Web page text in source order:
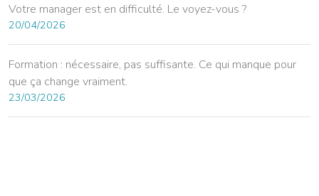
Votre manager est en difficulté. Le voyez-vous ?
20/04/2026
Formation : nécessaire, pas suffisante. Ce qui manque pour
que ça change vraiment.
23/03/2026